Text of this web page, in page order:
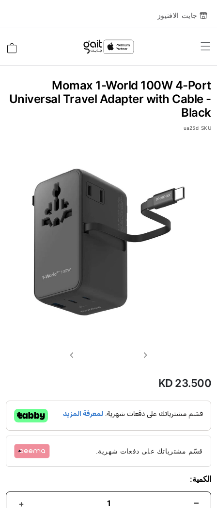
جايت الافنيوز
Toggle
Momax 1-World 100W 4-Port
Universal Travel Adapter with Cable -
Black
SKU
ua25d
معرض
KD 23.500
قسّم مشترياتك على دفعات شهرية.
الكمية: